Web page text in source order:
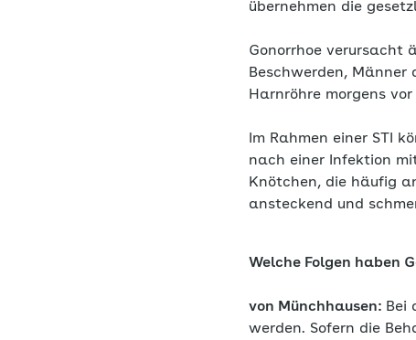
übernehmen die
Gonorrhoe verursacht
Beschwerden,
Harnröhre morgens
Im Rahmen einer STI
nach einer Infektion
Knötchen, die häufig
ansteckend und
Welche Folgen haben
von Münchhausen: Bei
werden. Sofern die